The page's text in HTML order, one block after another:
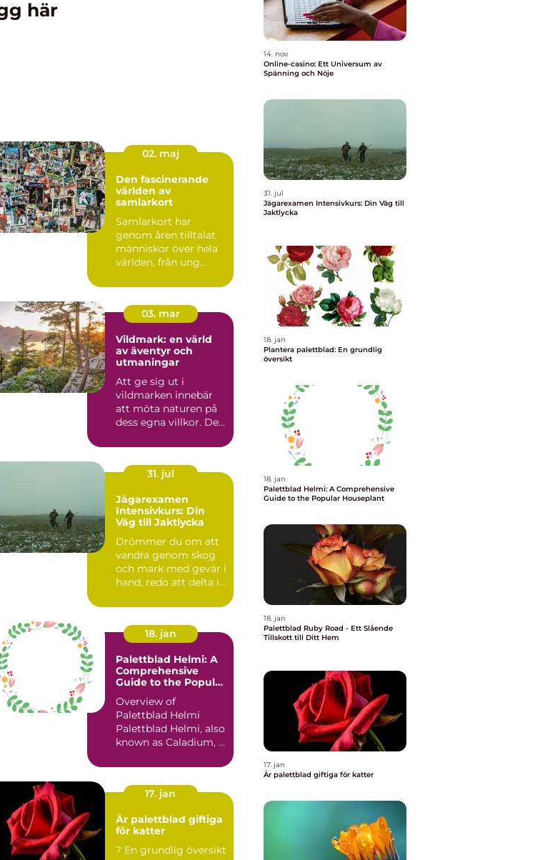
här
02. maj
Den fascinerande
världen av
samlarkort
Samlarkort har
genom åren tilltalat
människor över hela
världen, från ung...
03. mar
Vildmark: en värld
av äventyr och
utmaningar
Att ge sig ut i
vildmarken innebär
att möta naturen på
dess egna villkor. Det
31. jul
Jägarexamen
Intensivkurs: Din
Väg till Jaktlycka
Drömmer du om att
vandra genom skog
och mark med gevär i
hand, redo att delta i
18. jan
Palettblad Helmi: A
Comprehensive
Guide to the Popular
Overview of
Palettblad Helmi
Palettblad Helmi, also
known as Caladium, is
that...
17. jan
Är palettblad giftiga
för katter
? En grundlig översikt
14. nov
Online-casino: Ett Universum av
Spänning och Nöje
31. jul
Jägarexamen Intensivkurs: Din Väg till
Jaktlycka
18. jan
Plantera palettblad: En grundlig
översikt
18. jan
Palettblad Helmi: A Comprehensive
Guide to the Popular Houseplant
18. jan
Palettblad Ruby Road - Ett Slående
Tillskott till Ditt Hem
17. jan
Är palettblad giftiga för katter